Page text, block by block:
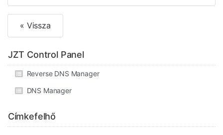
« Vissza
JZT Control Panel
Reverse DNS Manager
DNS Manager
Címkefelhő